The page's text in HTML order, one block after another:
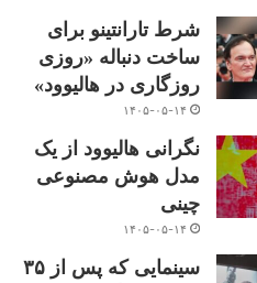
شرط تارانتینو برای
ساخت دنباله «روزی
روزگاری در هالیوود»
۱۴۰۵-۰۵-۱۴
نگرانی هالیوود از یک
مدل هوش مصنوعی
چینی
۱۴۰۵-۰۵-۱۴
سینمایی که پس از ۳۵